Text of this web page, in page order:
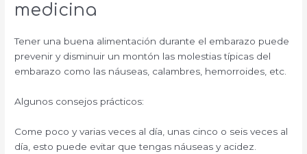
medicina
Tener una buena alimentación durante el embarazo puede
prevenir y disminuir un montón las molestias típicas del
embarazo como las náuseas, calambres, hemorroides, etc.
Algunos consejos prácticos:
Come poco y varias veces al día, unas cinco o seis veces al
día, esto puede evitar que tengas náuseas y acidez.